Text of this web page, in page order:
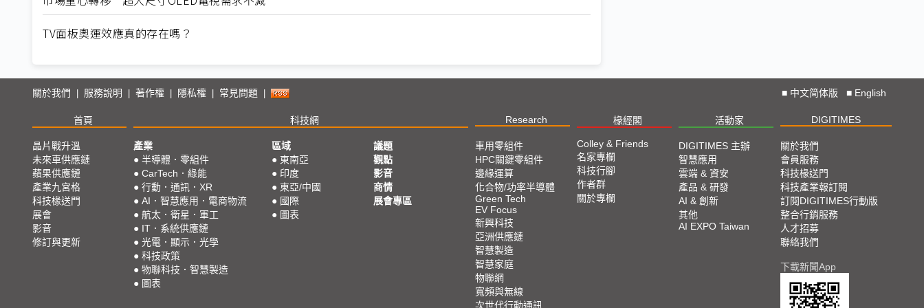
TV面板奧運效應真的存在嗎？
關於我們 服務說明 著作權 隱私權 常見問題 ■ 中文简体版 ■ English
首頁 科技網 Research 椽經閣 活動家 DIGITIMES
晶片戰升溫
未來車供應鏈
蘋果供應鏈
產業九宮格
科技椽送門
展會
影音
修訂與更新
產業
● 半導體．零組件
● CarTech．綠能
● 行動．通訊．XR
● AI．智慧應用．電商物流
● 航太．衛星．軍工
● IT．系統供應鏈
● 光電．顯示．光學
● 科技政策
● 物聯科技．智慧製造
● 圖表
區域
● 東南亞
● 印度
● 東亞/中國
● 國際
● 圖表
議題
觀點
影音
商情
展會專區
車用零組件
HPC關鍵零組件
邊緣運算
化合物/功率半導體
Green Tech
EV Focus
新興科技
亞洲供應鏈
智慧製造
智慧家庭
物聯網
寬頻與無線
次世代行動通訊
Colley & Friends
名家專欄
科技行腳
作者群
關於專欄
DIGITIMES 主辦
智慧應用
雲端 & 資安
產品 & 研發
AI & 創新
其他
AI EXPO Taiwan
關於我們
會員服務
科技椽送門
科技產業報訂閱
訂閱DIGITIMES行動版
整合行銷服務
人才招募
聯絡我們
下載新聞App